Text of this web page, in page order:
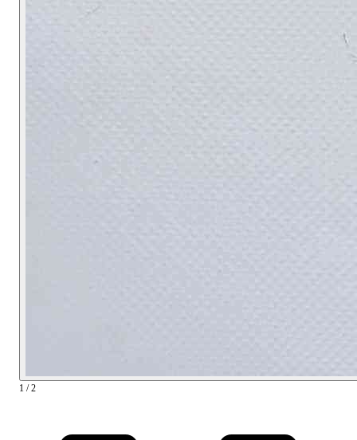
1 / 2